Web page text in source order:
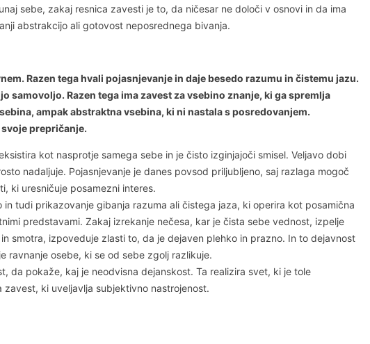
sebe, zakaj resnica zavesti je to, da ničesar ne določi v osnovi in da ima
abstrakcijo ali gotovost neposrednega bivanja.
Razen tega hvali pojasnjevanje in daje besedo razumu in čistemu jazu.
Razen tega ima zavest za vsebino znanje, ki ga spremlja
ampak abstraktna vsebina, ki ni nastala s posredovanjem.
prepričanje.
kot nasprotje samega sebe in je čisto izginjajoči smisel. Veljavo dobi
nadaljuje. Pojasnjevanje je danes povsod priljubljeno, saj razlaga mogoč
ki uresničuje posamezni interes.
tudi prikazovanje gibanja razuma ali čistega jaza, ki operira kot posamična
predstavami. Zakaj izrekanje nečesa, kar je čista sebe vednost, izpelje
smotra, izpoveduje zlasti to, da je dejaven plehko in prazno. In to dejavnost
ravnanje osebe, ki se od sebe zgolj razlikuje.
da pokaže, kaj je neodvisna dejanskost. Ta realizira svet, ki je tole
ki uveljavlja subjektivno nastrojenost.